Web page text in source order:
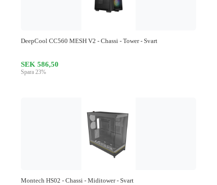
DeepCool CC560 MESH V2 - Chassi - Tower - Svart
SEK 586,50
Spara 23%
Montech HS02 - Chassi - Miditower - Svart